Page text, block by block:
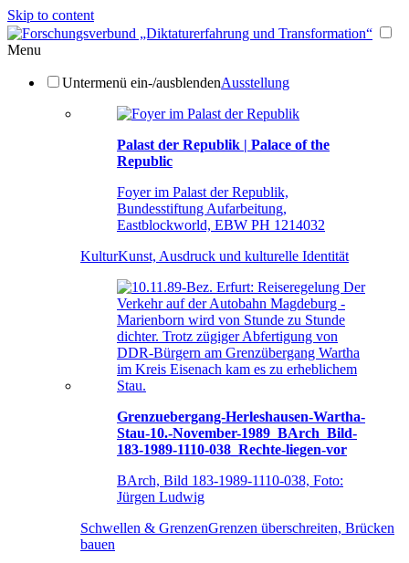
Skip to content
Menu
Untermenü ein-/ausblendenAusstellung
Palast der Republik | Palace of the
Republic
Foyer im Palast der Republik,
Bundesstiftung Aufarbeitung,
Eastblockworld, EBW PH 1214032
KulturKunst, Ausdruck und kulturelle Identität
Grenzuebergang-Herleshausen-Wartha-
Stau-10.-November-1989_BArch_Bild-
183-1989-1110-038_Rechte-liegen-vor
BArch, Bild 183-1989-1110-038, Foto:
Jürgen Ludwig
Schwellen & GrenzenGrenzen überschreiten, Brücken
bauen